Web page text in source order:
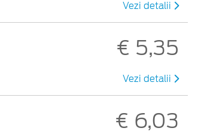
Vezi detalii
€ 5,35
Vezi detalii
€ 6,03